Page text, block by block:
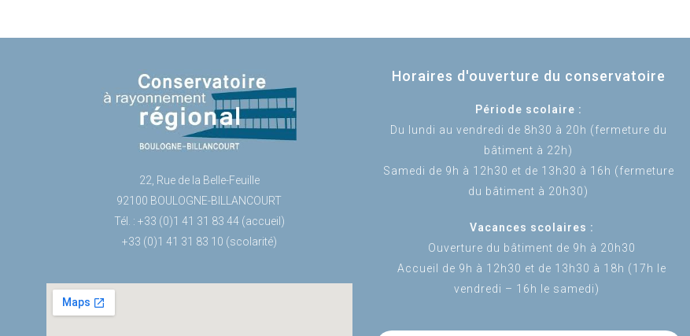
22, Rue de la Belle-Feuille
92100 BOULOGNE-BILLANCOURT
Tél. : +33 (0)1 41 31 83 44 (accueil)
+33 (0)1 41 31 83 10 (scolarité)
Horaires d'ouverture du conservatoire
Période scolaire :
Du lundi au vendredi de 8h30 à 20h (fermeture du
bâtiment à 22h)
Samedi de 9h à 12h30 et de 13h30 à 16h (fermeture
du bâtiment à 20h30)
Vacances scolaires :
Ouverture du bâtiment de 9h à 20h30
Accueil de 9h à 12h30 et de 13h30 à 18h (17h le
vendredi – 16h le samedi)